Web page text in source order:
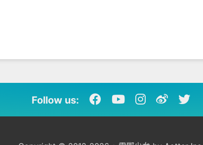
Follow us: